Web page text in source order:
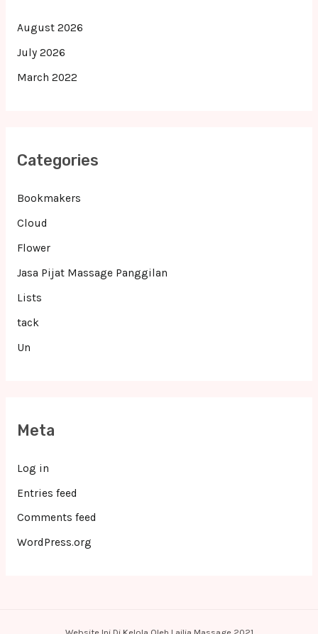
August 2026
July 2026
March 2022
Categories
Bookmakers
Cloud
Flower
Jasa Pijat Massage Panggilan
Lists
tack
Un
Meta
Log in
Entries feed
Comments feed
WordPress.org